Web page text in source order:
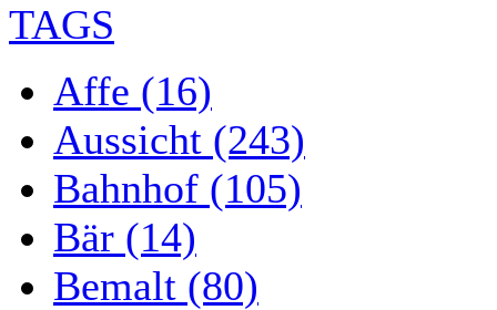
TAGS
Affe (16)
Aussicht (243)
Bahnhof (105)
Bär (14)
Bemalt (80)